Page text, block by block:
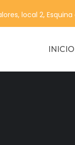
local 2,
INICIO